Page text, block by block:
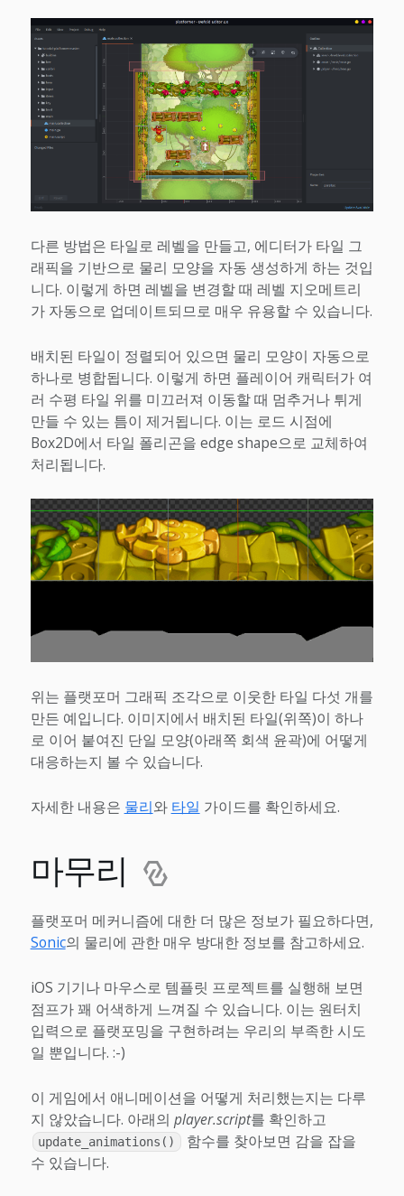
다른 방법은 타일로 레벨을 만들고, 에디터가 타일 그
래픽을 기반으로 물리 모양을 자동 생성하게 하는 것입
니다. 이렇게 하면 레벨을 변경할 때 레벨 지오메트리
가 자동으로 업데이트되므로 매우 유용할 수 있습니다.
배치된 타일이 정렬되어 있으면 물리 모양이 자동으로
하나로 병합됩니다. 이렇게 하면 플레이어 캐릭터가 여
러 수평 타일 위를 미끄러져 이동할 때 멈추거나 튀게
만들 수 있는 틈이 제거됩니다. 이는 로드 시점에
Box2D에서 타일 폴리곤을 edge shape으로 교체하여
처리됩니다.
위는 플랫포머 그래픽 조각으로 이웃한 타일 다섯 개를
만든 예입니다. 이미지에서 배치된 타일(위쪽)이 하나
로 이어 붙여진 단일 모양(아래쪽 회색 윤곽)에 어떻게
대응하는지 볼 수 있습니다.
자세한 내용은 물리와 타일 가이드를 확인하세요.
마무리
플랫포머 메커니즘에 대한 더 많은 정보가 필요하다면,
Sonic의 물리에 관한 매우 방대한 정보를 참고하세요.
iOS 기기나 마우스로 템플릿 프로젝트를 실행해 보면
점프가 꽤 어색하게 느껴질 수 있습니다. 이는 원터치
입력으로 플랫포밍을 구현하려는 우리의 부족한 시도
일 뿐입니다. :-)
이 게임에서 애니메이션을 어떻게 처리했는지는 다루
지 않았습니다. 아래의 player.script를 확인하고
update_animations()
함수를 찾아보면 감을 잡을
수 있습니다.